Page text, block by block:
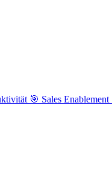
🎯 Sales Enablement